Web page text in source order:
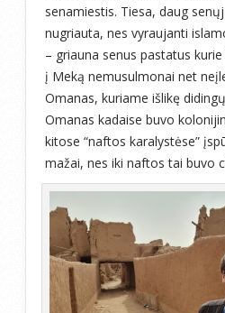
senamiestis. Tiesa, daug
nugriauta, nes vyraujanti
– griauna senus pastatus
į Meką nemusulmonai net
Omanas, kuriame išlikę
Omanas kadaise buvo
kitose “naftos karalystėse”
mažai, nes iki naftos tai buvo